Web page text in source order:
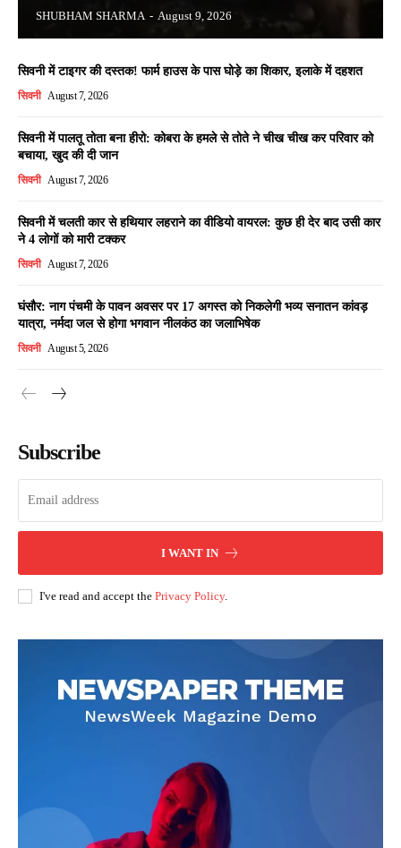
SHUBHAM SHARMA - August 9, 2026
सिवनी में टाइगर की दस्तक! फार्म हाउस के पास घोड़े का शिकार, इलाके में दहशत
सिवनी August 7, 2026
सिवनी में पालतू तोता बना हीरो: कोबरा के हमले से तोते ने चीख चीख कर परिवार को
बचाया, खुद की दी जान
सिवनी August 7, 2026
सिवनी में चलती कार से हथियार लहराने का वीडियो वायरल: कुछ ही देर बाद उसी कार
ने 4 लोगों को मारी टक्कर
सिवनी August 7, 2026
घंसौर: नाग पंचमी के पावन अवसर पर 17 अगस्त को निकलेगी भव्य सनातन कांवड़
यात्रा, नर्मदा जल से होगा भगवान नीलकंठ का जलाभिषेक
सिवनी August 5, 2026
Subscribe
I WANT IN
I've read and accept the Privacy Policy.